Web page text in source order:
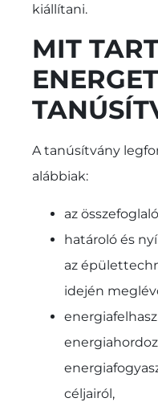
kiállítani.
MIT
A tanúsítvány
alábbiak:
az
határoló és
az
idején
céljairól,